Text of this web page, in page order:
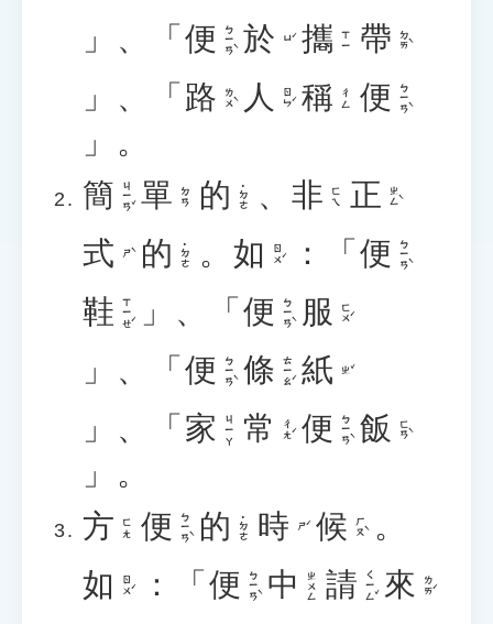
」、「 便 ㄅㄧㄢˋ 於 ㄩˊ 攜 ㄒㄧ 帶 ㄉㄞˋ
」、「 路 ㄌㄨˋ 人 ㄖㄣˊ 稱 ㄔㄥ 便 ㄅㄧㄢˋ
」。
簡 ㄐㄧㄢˇ 單 ㄉㄢ 的 ˙ㄉㄜ 、 非 ㄈㄟ 正 ㄓㄥˋ
式 ㄕˋ 的 ˙ㄉㄜ 。 如 ㄖㄨˊ ：「 便 ㄅㄧㄢˋ
鞋 ㄒㄧㄝˊ 」、「 便 ㄅㄧㄢˋ 服 ㄈㄨˊ
」、「 便 ㄅㄧㄢˋ 條 ㄊㄧㄠˊ 紙 ㄓˇ
」、「 家 ㄐㄧㄚ 常 ㄔㄤˊ 便 ㄅㄧㄢˋ 飯 ㄈㄢˋ
」。
方 ㄈㄤ 便 ㄅㄧㄢˋ 的 ˙ㄉㄜ 時 ㄕˊ 候 ㄏㄡˋ 。
如 ㄖㄨˊ ：「 便 ㄅㄧㄢˋ 中 ㄓㄨㄥ 請 ㄑㄧㄥˇ 來 ㄌㄞˊ